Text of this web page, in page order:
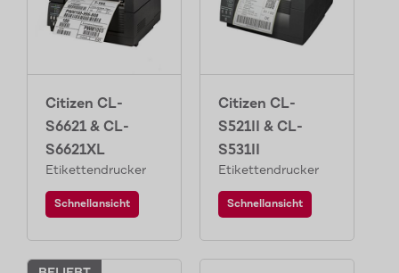
Citizen CL-
S6621 & CL-
S6621XL
Etikettendrucker
Schnellansicht
Citizen CL-
S521II & CL-
S531II
Etikettendrucker
Schnellansicht